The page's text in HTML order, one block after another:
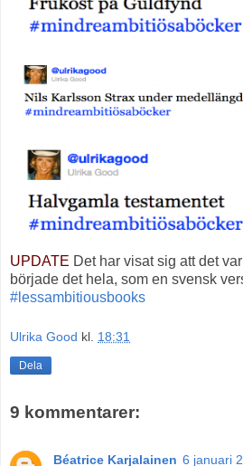
UPDATE Det har visat sig att det var
började det hela, som en svensk
#lessambitiousbooks
Ulrika Good kl. 18:31
Dela
9 kommentarer:
Béatrice Karjalainen 6 januari